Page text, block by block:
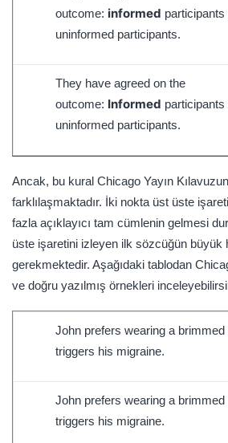
outcome: informed
uninformed participants.
They have agreed on the
outcome: Informed
uninformed participants.
Ancak, bu kural Chicago Yayın
farklılaşmaktadır. İki nokta üst üste
fazla açıklayıcı tam cümlenin gelmesi
üste işaretini izleyen ilk sözcüğün büyük
gerekmektedir. Aşağıdaki tablodan
ve doğru yazılmış örnekleri
John prefers wearing a brimmed
triggers his migraine.
John prefers wearing a brimmed
triggers his migraine.